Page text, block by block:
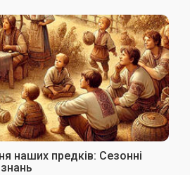
наших предків: Сезонні